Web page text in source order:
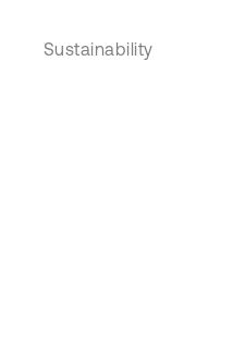
Sustainability